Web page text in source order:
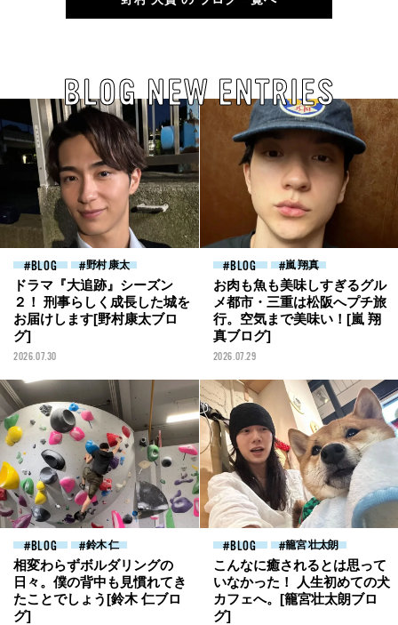
BLOG NEW ENTRIES
BLOG 野村 康太
ドラマ『大追跡』シーズン
２！ 刑事らしく成長した城を
お届けします[野村康太ブロ
グ]
2026.07.30
BLOG 嵐 翔真
お肉も魚も美味しすぎるグル
メ都市・三重は松阪へプチ旅
行。空気まで美味い！[嵐 翔
真ブログ]
2026.07.29
BLOG 鈴木 仁
相変わらずボルダリングの
日々。僕の背中も見慣れてき
たことでしょう[鈴木 仁ブロ
グ]
BLOG 籠宮 壮太朗
こんなに癒されるとは思って
いなかった！ 人生初めての犬
カフェへ。[籠宮壮太朗ブロ
グ]